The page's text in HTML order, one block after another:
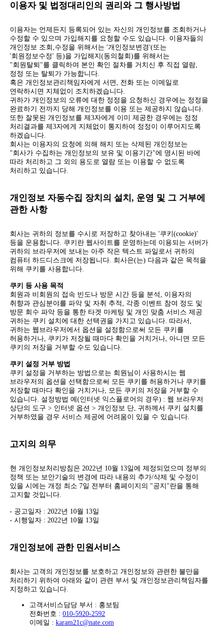
이용자 및 법정대리인의 권리와 그 행사방법
이용자는 언제든지 등록되어 있는 자신의 개인정보를 조회하거나
수정할 수 있으며 가입해지를 요청할 수도 있습니다. 이용자들의
개인정보 조회,수정을 위해서는 '개인정보변경'(또는
'회원정보수정' 등)을 가입해지(동의철회)를 위해서는
"회원탈퇴"를 클릭하여 본인 확인 절차를 거치신 후 직접 열람,
정정 또는 탈퇴가 가능합니다.
혹은 개인정보관리책임자에게 서면, 전화 또는 이메일로
연락하시면 지체없이 조치하겠습니다.
귀하가 개인정보의 오류에 대한 정정을 요청하신 경우에는 정정을
완료하기 전까지 당해 개인정보를 이용 또는 제공하지 않습니다.
또한 잘못된 개인정보를 제3자에게 이미 제공한 경우에는 정정
처리결과를 제3자에게 지체없이 통지하여 정정이 이루어지도록
하겠습니다.
회사는 이용자의 요청에 의해 해지 또는 삭제된 개인정보는
"회사가 수집하는 개인정보의 보유 및 이용기간"에 명시된 바에
따라 처리하고 그 외의 용도로 열람 또는 이용할 수 없도록
처리하고 있습니다.
개인정보 자동수집 장치의 설치, 운영 및 그 거부에
관한 사항
회사는 귀하의 정보를 수시로 저장하고 찾아내는 '쿠키(cookie)'
등을 운용합니다. 쿠키란 웹사이트를 운영하는데 이용되는 서버가
귀하의 브라우저에 보내는 아주 작은 텍스트 파일로서 귀하의
컴퓨터 하드디스크에 저장됩니다. 회사은(는) 다음과 같은 목적을
위해 쿠키를 사용합니다.
쿠키 등 사용 목적
회원과 비회원의 접속 빈도나 방문 시간 등을 분석, 이용자의
취향과 관심분야를 파악 및 자취 추적, 각종 이벤트 참여 정도 및
방문 회수 파악 등을 통한 타겟 마케팅 및 개인 맞춤 서비스 제공
귀하는 쿠키 설치에 대한 선택권을 가지고 있습니다. 따라서,
귀하는 웹브라우저에서 옵션을 설정함으로써 모든 쿠키를
허용하거나, 쿠키가 저장될 때마다 확인을 거치거나, 아니면 모든
쿠키의 저장을 거부할 수도 있습니다.
쿠키 설정 거부 방법
쿠키 설정을 거부하는 방법으로는 회원님이 사용하시는 웹
브라우저의 옵션을 선택함으로써 모든 쿠키를 허용하거나 쿠키를
저장할 때마다 확인을 거치거나, 모든 쿠키의 저장을 거부할 수
있습니다. 설정방법 예(인터넷 익스플로어의 경우) : 웹 브라우저
상단의 도구 > 인터넷 옵션 > 개인정보 단, 귀하께서 쿠키 설치를
거부하였을 경우 서비스 제공에 어려움이 있을 수 있습니다.
고지의 의무
현 개인정보처리방침은 2022년 10월 13일에 제정되었으며 정부의
정책 또는 보안기술의 변경에 따라 내용의 추가/삭제 및 수정이
있을 시에는 개정 최소 7일 전부터 홈페이지의 "공지"란을 통해
고지할 것입니다.
- 공고일자 : 2022년 10월 13일
- 시행일자 : 2022년 10월 13일
개인정보에 관한 민원서비스
회사는 고객의 개인정보를 보호하고 개인정보와 관련한 불만을
처리하기 위하여 아래와 같이 관련 부서 및 개인정보관리책임자를
지정하고 있습니다.
고객서비스담당 부서 : 홍보팀
전화번호 : 010-5920-2592
이메일 : karam21c@nate.com